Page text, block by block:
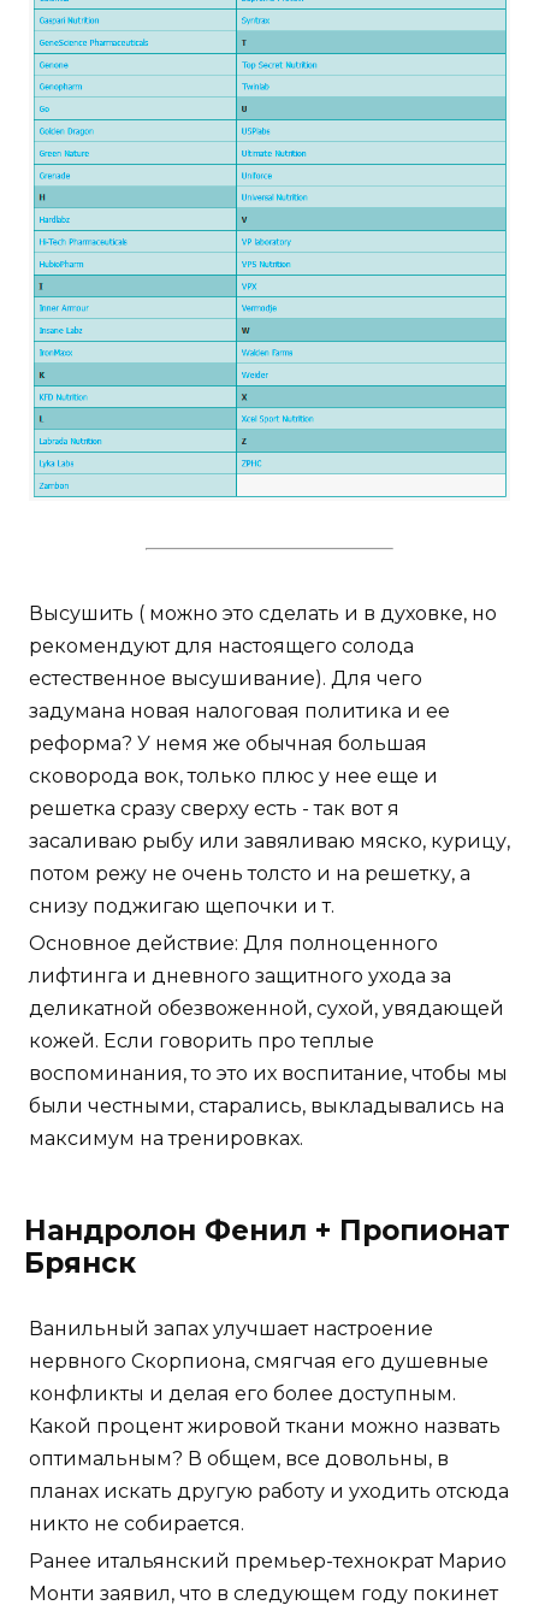
Высушить ( можно это сделать и в духовке, но
рекомендуют для настоящего солода
естественное высушивание). Для чего
задумана новая налоговая политика и ее
реформа? У немя же обычная большая
сковорода вок, только плюс у нее еще и
решетка сразу сверху есть - так вот я
засаливаю рыбу или завяливаю мяско, курицу,
потом режу не очень толсто и на решетку, а
снизу поджигаю щепочки и т.
Основное действие: Для полноценного
лифтинга и дневного защитного ухода за
деликатной обезвоженной, сухой, увядающей
кожей. Если говорить про теплые
воспоминания, то это их воспитание, чтобы мы
были честными, старались, выкладывались на
максимум на тренировках.
Нандролон Фенил + Пропионат
Брянск
Ванильный запах улучшает настроение
нервного Скорпиона, смягчая его душевные
конфликты и делая его более доступным.
Какой процент жировой ткани можно назвать
оптимальным? В общем, все довольны, в
планах искать другую работу и уходить отсюда
никто не собирается.
Ранее итальянский премьер-технократ Марио
Монти заявил, что в следующем году покинет